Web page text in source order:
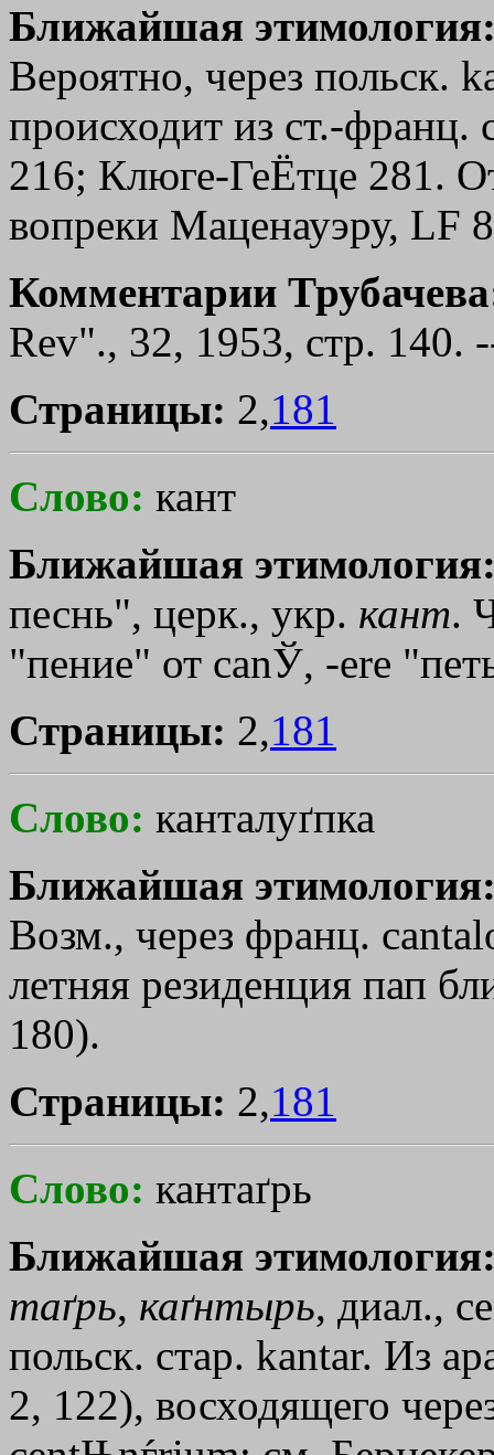
Ближайшая
Вероятно, через польск.
происходит из ст.-франц.
216; Клюге-ГеЁтце 281.
вопреки Маценауэру, LF
Комментарии
Rev"., 32, 1953, стр. 140.
Страницы: 2,181
Слово: кант
Ближайшая
песнь", церк., укр. кант.
"пение" от саnЎ, -еrе
Страницы: 2,181
Слово: канталуґпка
Ближайшая
Возм., через франц.
летняя резиденция пап
180).
Страницы: 2,181
Слово: кантаґрь
Ближайшая
таґрь, каґнтырь, диал.,
польск. стар. kantar. Из
2, 122), восходящего